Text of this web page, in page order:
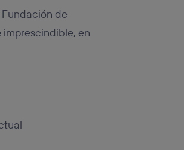
de
imprescindible, en